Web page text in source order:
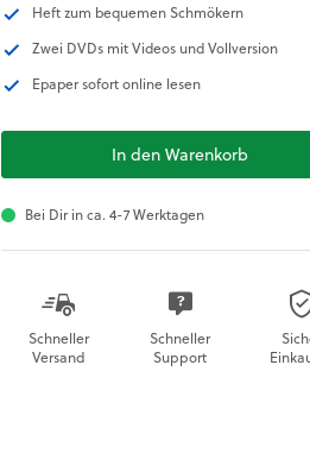
Heft zum bequemen Schmökern
Zwei DVDs mit Videos und Vollversion
Epaper sofort online lesen
In den Warenkorb
Bei Dir in ca. 4-7 Werktagen
Schneller
Versand
Schneller
Support